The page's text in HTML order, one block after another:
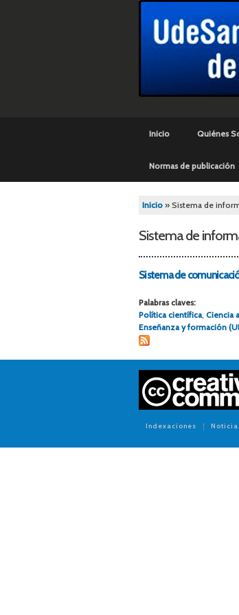
Menú
Inicio Quiénes
Normas de publicación
Se encuentra
Inicio » Sistema de
Sistema de
Sistema de
Palabras claves:
Política científica, Ciencia
Enseñanza y formación
Indexaciones